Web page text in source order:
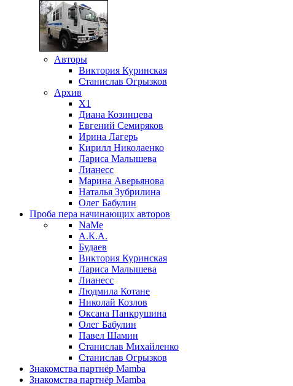
Авторы
Виктория Куринская
Станислав Огрызков
Архив
X1
Диана Козинцева
Евгений Семиряков
Ирина Лагерь
Кирилл Николаенко
Лариса Малышева
Лианесс
Марина Аверьянова
Наталья Зубрилина
Олег Бабулин
Проба пера начинающих авторов
NaMe
А.К.А.
Будаев
Виктория Куринская
Лариса Малышева
Лианесс
Людмила Котане
Николай Козлов
Оксана Панкрушина
Олег Бабулин
Павел Шамин
Станислав Михайленко
Станислав Огрызков
Знакомства партнёр Mamba
Знакомства партнёр Mamba